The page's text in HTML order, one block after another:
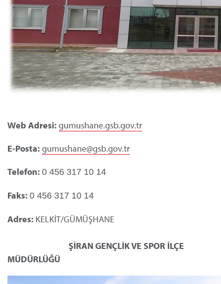
Web Adresi: gumushane.gsb.gov.tr
E-Posta: gumushane@gsb.gov.tr
Telefon: 0 456 317 10 14
Faks: 0 456 317 10 14
Adres: KELKİT/GÜMÜŞHANE
ŞİRANGENÇLİK VE SPOR İLÇE
MÜDÜRLÜĞÜ